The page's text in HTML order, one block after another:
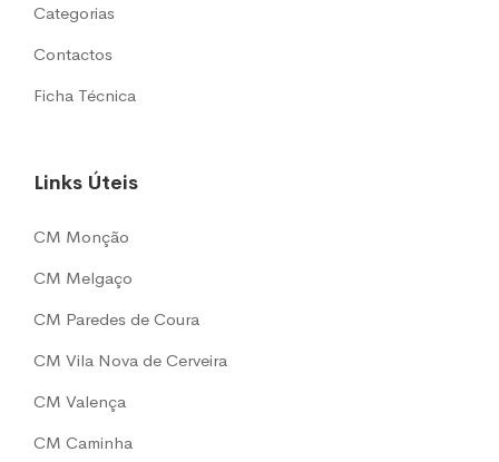
Categorias
Contactos
Ficha Técnica
Links Úteis
CM Monção
CM Melgaço
CM Paredes de Coura
CM Vila Nova de Cerveira
CM Valença
CM Caminha